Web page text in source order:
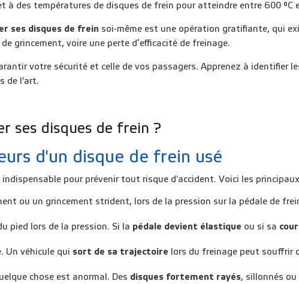
des températures de disques de frein pour atteindre entre 600 °C
ses disques de frein soi-même est une opération gratifiante, qui
grincement, voire une perte d’efficacité de freinage.
votre sécurité et celle de vos passagers. Apprenez à identifier
de l'art.
ses disques de frein ?
d'un disque de frein usé
indispensable pour prévenir tout risque d'accident. Voici les
ou un grincement strident, lors de la pression sur la pédale de
pied lors de la pression. Si la pédale devient élastique ou si sa
Un véhicule qui sort de sa trajectoire lors du freinage peut souffrir
chose est anormal. Des disques fortement rayés, sillonnés